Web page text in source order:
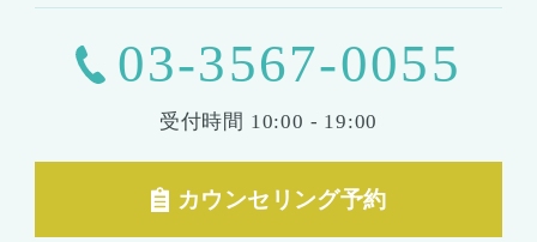
03-3567-0055
受付時間 10:00 - 19:00
カウンセリング予約